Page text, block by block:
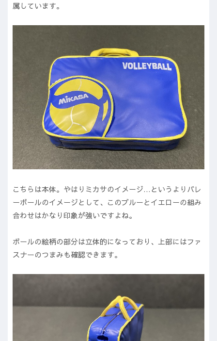
属しています。
こちらは本体。やはりミカサのイメージ…というよりバレ
ーボールのイメージとして、このブルーとイエローの組み
合わせはかなり印象が強いですよね。
ボールの絵柄の部分は立体的になっており、上部にはファ
スナーのつまみも確認できます。